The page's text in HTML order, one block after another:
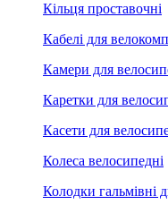
Кільця проставочні
Кабелі для
Камери для
Каретки для
Касети для
Колеса велосипедні
Колодки гальмівні